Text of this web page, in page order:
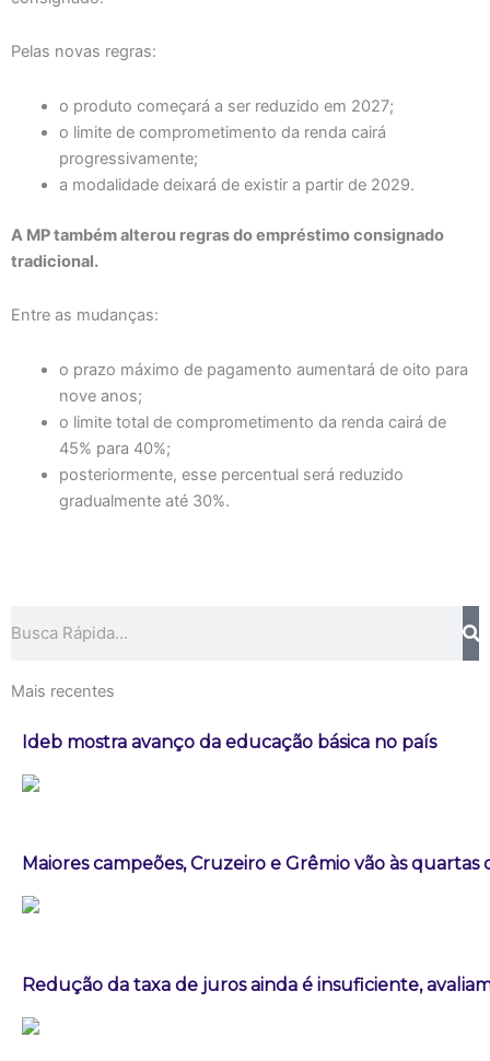
Pelas novas regras:
o produto começará a ser reduzido em 2027;
o limite de comprometimento da renda cairá
progressivamente;
a modalidade deixará de existir a partir de 2029.
A MP também alterou regras do empréstimo consignado
tradicional.
Entre as mudanças:
o prazo máximo de pagamento aumentará de oito para
nove anos;
o limite total de comprometimento da renda cairá de
45% para 40%;
posteriormente, esse percentual será reduzido
gradualmente até 30%.
Mais recentes
Ideb mostra avanço da educação básica no país
Maiores campeões, Cruzeiro e Grêmio vão às quartas
Redução da taxa de juros ainda é insuficiente,